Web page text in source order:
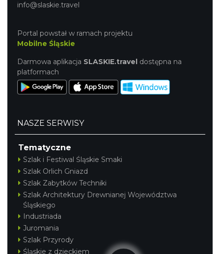
info@slaskie.travel
Portal powstał w ramach projektu
Mobilne Śląskie
Darmowa aplikacja SLASKIE.travel dostępna na
platformach
NASZE SERWISY
Tematyczne
Szlak i Festiwal Śląskie Smaki
Szlak Orlich Gniazd
Szlak Zabytków Techniki
Szlak Architektury Drewnianej Województwa
Śląskiego
Industriada
Juromania
Szlak Przyrody
Śląskie z dzieckiem